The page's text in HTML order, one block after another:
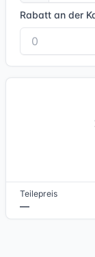
Rabatt an der
Teilepreis
—